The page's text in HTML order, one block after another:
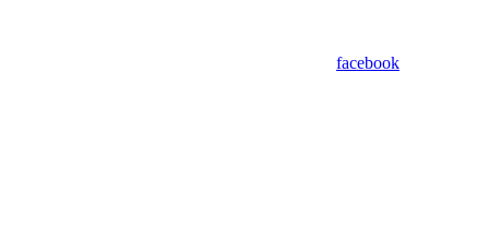
facebook